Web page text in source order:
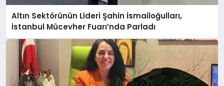
Altın Sektörünün Lideri Şahin İsmailoğulları,
İstanbul Mücevher Fuarı’nda Parladı ￼